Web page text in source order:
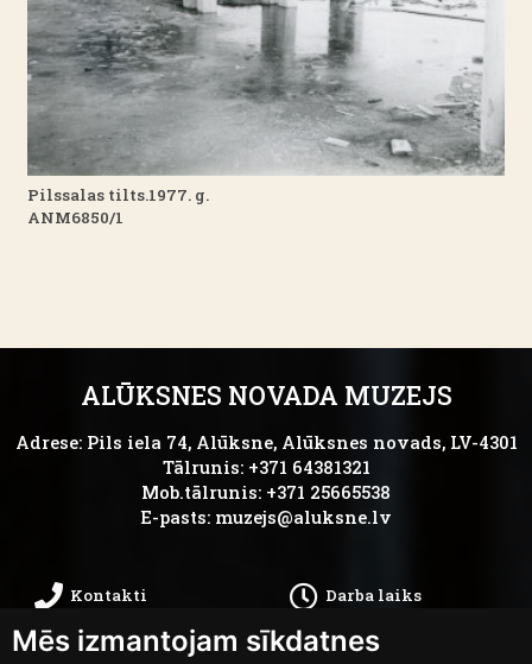
Mēs izmantojam sīkdatnes
Pilssalas tilts.1977. g.
ANM6850/1
ALŪKSNES NOVADA MUZEJS
Adrese: Pils iela 74, Alūksne, Alūksnes novads, LV-4301
Tālrunis: +371 64381321
Mob.tālrunis: +371 25665538
E-pasts: muzejs@aluksne.lv
Kontakti Darba laiks
Kā nokļūt Privātums